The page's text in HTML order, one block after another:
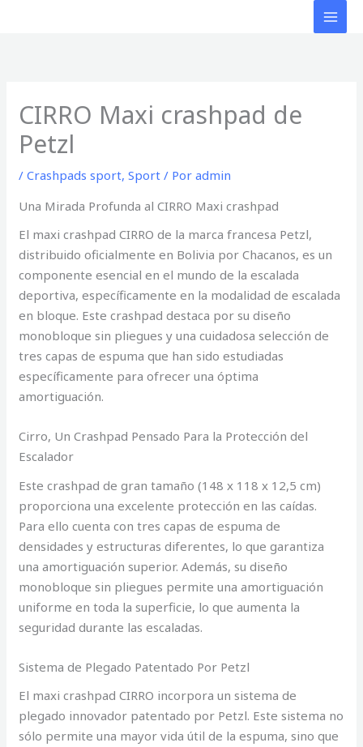
CIRRO Maxi crashpad de
Petzl
/Crashpads sport,Sport / Poradmin
Una Mirada Profunda al CIRRO Maxi crashpad
El maxi crashpad CIRRO de la marca francesa Petzl,
distribuido oficialmente en Bolivia por Chacanos, es un
componente esencial en el mundo de la escalada
deportiva, específicamente en la modalidad de escalada
en bloque. Este crashpad destaca por su diseño
monobloque sin pliegues y una cuidadosa selección de
tres capas de espuma que han sido estudiadas
específicamente para ofrecer una óptima
amortiguación.
Cirro, Un Crashpad Pensado Para la Protección del
Escalador
Este crashpad de gran tamaño (148 x 118 x 12,5 cm)
proporciona una excelente protección en las caídas.
Para ello cuenta con tres capas de espuma de
densidades y estructuras diferentes, lo que garantiza
una amortiguación superior. Además, su diseño
monobloque sin pliegues permite una amortiguación
uniforme en toda la superficie, lo que aumenta la
seguridad durante las escaladas.
Sistema de Plegado Patentado Por Petzl
El maxi crashpad CIRRO incorpora un sistema de
plegado innovador patentado por Petzl. Este sistema no
sólo permite una mayor vida útil de la espuma, sino que